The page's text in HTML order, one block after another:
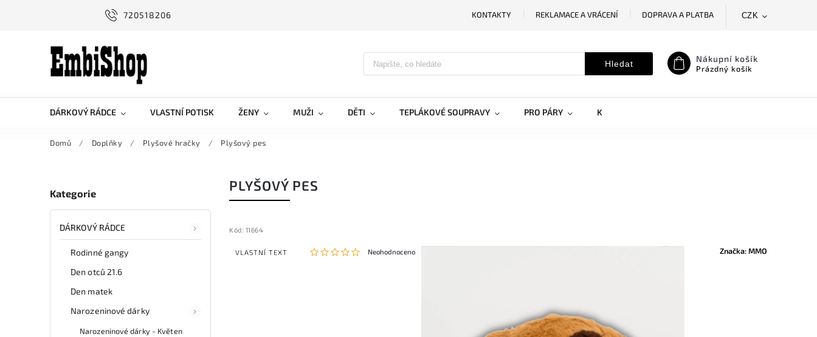
720518206 KONTAKTY REKLAMACE A VRÁCENÍ
DOPRAVA A PLATBA
CZK
Hledat Nákupní košík
Prázdný košík
DÁRKOVÝ RÁDCE VLASTNÍ POTISK ŽENY MUŽI DĚTI TEPLÁKOVÉ SOUPRAVY PRO PÁRY KRYTY NA MOBILY
Domů / Doplňky / Plyšové hračky / Plyšový pes
Kategorie
DÁRKOVÝ RÁDCE
Rodinné gangy
Den otců 21.6
Den matek
Narozeninové dárky
Narozeninové dárky - Květen
PLYŠOVÝ PES
Kód: 11664
VLASTNÍ TEXT Neohodnoceno Značka:MMO